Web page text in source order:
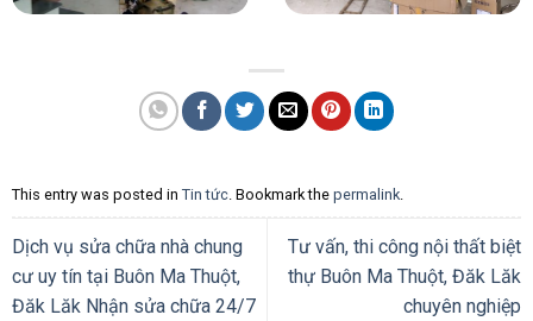
This entry was posted in Tin tức. Bookmark the permalink.
Dịch vụ sửa chữa nhà chung
cư uy tín tại Buôn Ma Thuột,
Đăk Lăk Nhận sửa chữa 24/7
Tư vấn, thi công nội thất biệt
thự Buôn Ma Thuột, Đăk Lăk
chuyên nghiệp